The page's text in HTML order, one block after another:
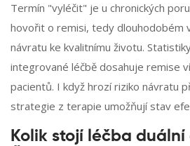
Termín "vyléčit" je u chronických
hovořit o remisi, tedy dlouhodobém
návratu ke kvalitnímu životu.
integrované léčbě dosahuje remise
pacientů. I když hrozí riziko návratu
strategie z terapie umožňují stav
Kolik stojí léčba